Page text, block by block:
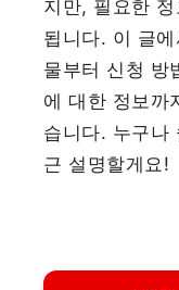
지만, 필요한
됩니다. 이 글
물부터 신청 방
에 대한 정보까
습니다. 누구나
근 설명할게요!